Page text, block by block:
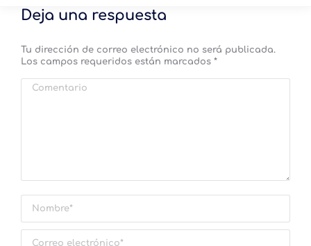
Deja una respuesta
Tu dirección de correo electrónico no será publicada.
Los campos requeridos están marcados *
Comentario
Correo electrónico *